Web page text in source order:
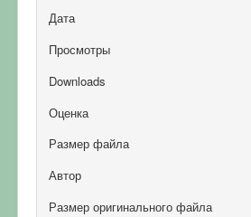
Дата
Просмотры
Downloads
Оценка
Размер файла
Автор
Размер оригинального файла